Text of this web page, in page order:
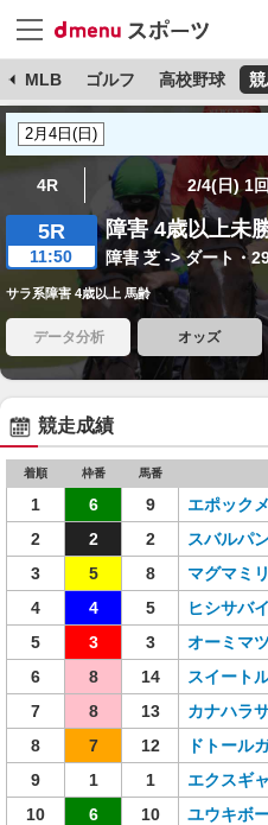
MLB ゴルフ 高校野球
4R 2/4(日) 1
5R
11:50
障害 4歳以上未
障害 芝 -> ダート・
サラ系障害 4歳以上 馬齢
データ分析 オッズ
競走成績
着順 枠番 馬番
1 6 9 エポック
2
2 2 スバルパ
3
5 8 マグマミ
4
4 5 ヒシサバ
5
3 3 オーミマ
6
8 14 スイート
7
8 13 カナハラ
8
7 12 ドトール
9
1 1 エクスギ
10
6 10 ユウキボ